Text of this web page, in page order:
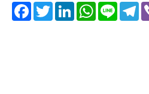
TwitterLinkedIn
WhatsApp Line
Telegram